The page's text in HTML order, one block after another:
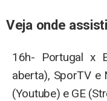
Veja onde
16h- Portugal x
aberta), SporTV e
(Youtube) e GE